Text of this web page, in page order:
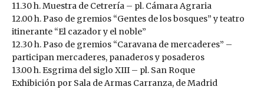
11.30 h. Muestra de Cetrería – pl. Cámara Agraria
12.00 h. Paso de gremios “Gentes de los bosques” y teatro
itinerante “El cazador y el noble”
12.30 h. Paso de gremios “Caravana de mercaderes” –
participan mercaderes, panaderos y posaderos
13.00 h. Esgrima del siglo XIII – pl. San Roque
Exhibición por Sala de Armas Carranza, de Madrid